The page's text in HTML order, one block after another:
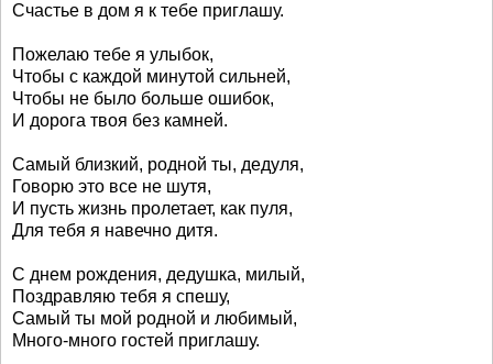
Счастье в дом я к тебе приглашу.
Пожелаю тебе я улыбок,
Чтобы с каждой минутой сильней,
Чтобы не было больше ошибок,
И дорога твоя без камней.
Самый близкий, родной ты, дедуля,
Говорю это все не шутя,
И пусть жизнь пролетает, как пуля,
Для тебя я навечно дитя.
С днем рождения, дедушка, милый,
Поздравляю тебя я спешу,
Самый ты мой родной и любимый,
Много-много гостей приглашу.